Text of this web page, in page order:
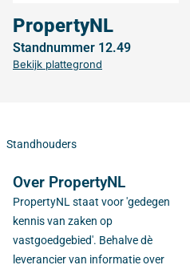
PropertyNL
Standnummer 12.49
Bekijk plattegrond
Standhouders
Over PropertyNL
PropertyNL staat voor 'gedegen
kennis van zaken op
vastgoedgebied'. Behalve dè
leverancier van informatie over